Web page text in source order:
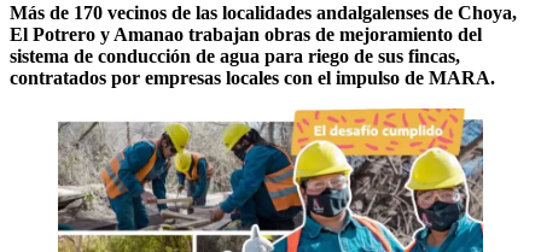
Más de 170 vecinos de las localidades andalgalenses de Choya,
El Potrero y Amanao trabajan obras de mejoramiento del
sistema de conducción de agua para riego de sus fincas,
contratados por empresas locales con el impulso de MARA.